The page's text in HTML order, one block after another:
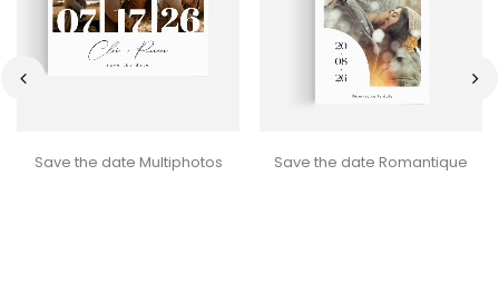
Save the date Multiphotos Save the date Romantique